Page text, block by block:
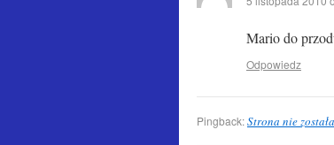
Mario do
Odpowiedz
Pingback:Strona nie